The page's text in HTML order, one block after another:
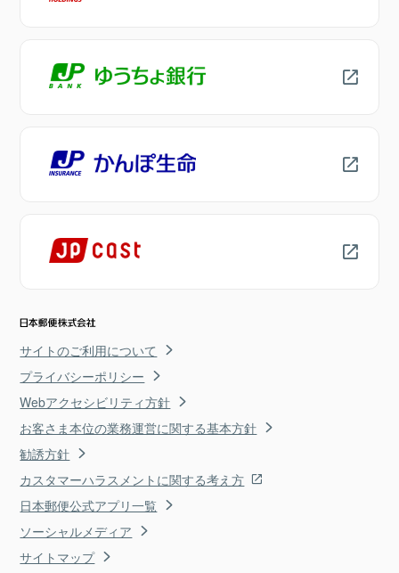
サイトのご利用について
プライバシーポリシー
Webアクセシビリティ方針
お客さま本位の業務運営に関する基本方針
勧誘方針
カスタマーハラスメントに関する考え方
日本郵便公式アプリ一覧
ソーシャルメディア
サイトマップ